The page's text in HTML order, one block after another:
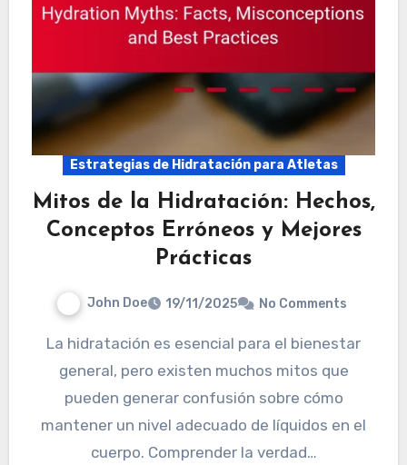
Estrategias de Hidratación para Atletas
Mitos de la Hidratación: Hechos,
Conceptos Erróneos y Mejores
Prácticas
John Doe 19/11/2025 No Comments
La hidratación es esencial para el bienestar
general, pero existen muchos mitos que
pueden generar confusión sobre cómo
mantener un nivel adecuado de líquidos en el
cuerpo. Comprender la verdad…